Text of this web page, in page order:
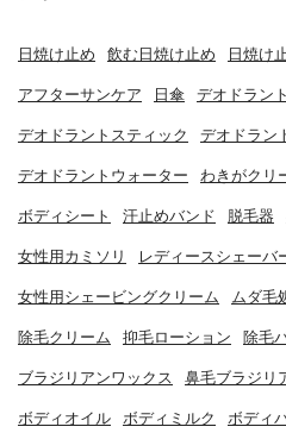
日焼け止め 飲む日焼け止め 日焼け
アフターサンケア 日傘 デオドラン
デオドラントスティック デオドラン
デオドラントウォーター わきがクリ
ボディシート 汗止めバンド 脱毛器
女性用カミソリ レディースシェーバ
女性用シェービングクリーム ムダ毛
除毛クリーム 抑毛ローション 除毛
ブラジリアンワックス 鼻毛ブラジリ
ボディオイル ボディミルク ボディ